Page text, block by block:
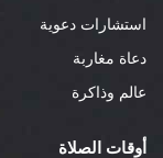
استشارات دعوية
دعاة مغاربة
عالم وذاكرة
أوقات الصلاة